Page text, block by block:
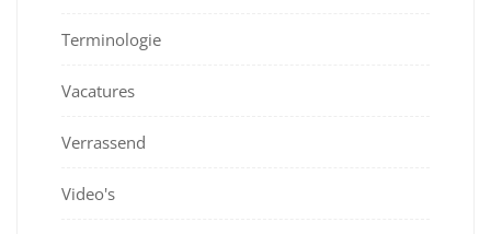
Terminologie
Vacatures
Verrassend
Video's